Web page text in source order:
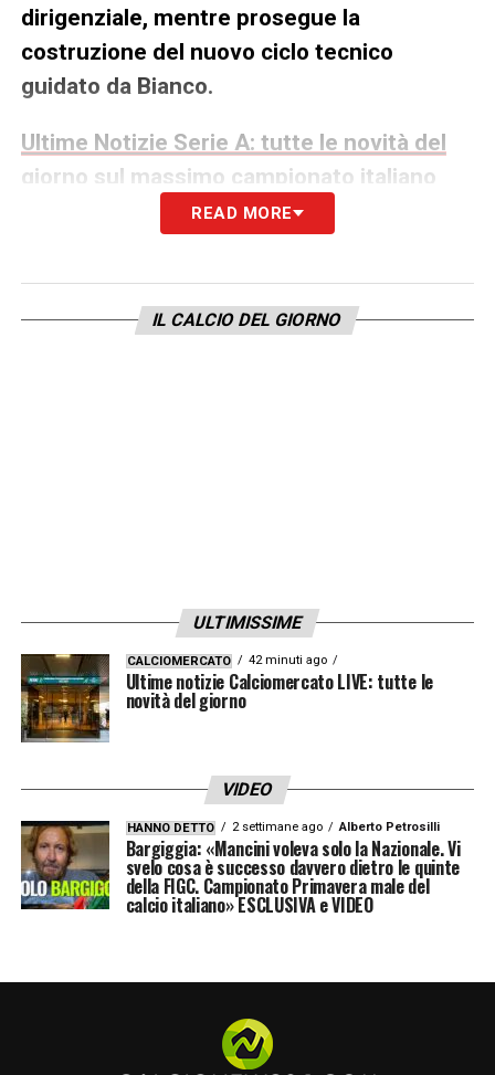
dirigenziale, mentre prosegue la
costruzione del nuovo ciclo tecnico
guidato da Bianco.
Ultime Notizie Serie A: tutte le novità del
giorno sul massimo campionato italiano
“Cara comunità di AC Monza,
Abbiamo raggiunto il nostro obiettivo di
tornare in Serie A con una stagione storica. È
gruppo umano con cui lavorare. Voglio
ringraziare Beckett Layne Ventures,
la presidente di AC Monza Lauren Crampsie
e Mauro Baldissoni
Il mio collega Francesco Vallone per i suoi
insegnamenti e la sua passione. Paolo
per questo Club. I giocatori della rosa per
aver raggiunto il nostro obiettivo e
READ MORE
IL CALCIO DEL GIORNO
ULTIMISSIME
CALCIOMERCATO 42 minuti ago
Ultime notizie Calciomercato LIVE: tutte le
novità del giorno
VIDEO
HANNO DETTO 2 settimane ago Alberto Petrosilli
Bargiggia: «Mancini voleva solo la Nazionale. Vi
svelo cosa è successo davvero dietro le quinte
della FIGC. Campionato Primavera male del
calcio italiano» ESCLUSIVA e VIDEO